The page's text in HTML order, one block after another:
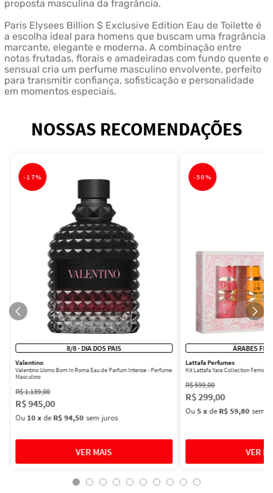
proposta masculina da fragrância.
Paris Elysees Billion $ Exclusive Edition Eau de Toilette é
a escolha ideal para homens que buscam uma fragrância
marcante, elegante e moderna. A combinação entre
notas frutadas, florais e amadeiradas com fundo quente e
sensual cria um perfume masculino envolvente, perfeito
para transmitir confiança, sofisticação e personalidade
em momentos especiais.
NOSSAS RECOMENDAÇÕES
-17%
8/8 - DIA DOS PAIS
Valentino
Valentino Uomo Born In Roma Eau de Parfum Intense - Perfume
Masculino
R$1.139,00
R$945,00
Ou 10xdeR$ 94,50 sem juros
-50%
ÁRABES
Lattafa Perfumes
Kit Lattafa Yara Collection
R$599,00
R$299,00
Ou5xdeR$ 59,80 sem